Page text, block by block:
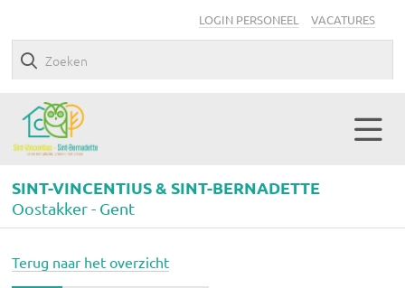
LOGIN PERSONEEL VACATURES
SINT-VINCENTIUS & SINT-BERNADETTE
Oostakker - Gent
Terug naar het overzicht